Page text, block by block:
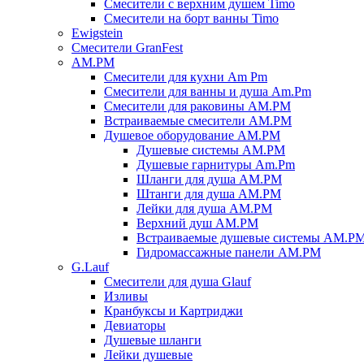
Смесители с верхним душем Timo
Смесители на борт ванны Timo
Ewigstein
Смесители GranFest
AM.PM
Смесители для кухни Am Pm
Смесители для ванны и душа Am.Pm
Смесители для раковины AM.PM
Встраиваемые смесители AM.PM
Душевое оборудование AM.PM
Душевые системы AM.PM
Душевые гарнитуры Am.Pm
Шланги для душа AM.PM
Штанги для душа AM.PM
Лейки для душа AM.PM
Верхний душ AM.PM
Встраиваемые душевые системы
Гидромассажные панели AM.PM
G.Lauf
Смесители для душа Glauf
Изливы
Кранбуксы и Картриджи
Девиаторы
Душевые шланги
Лейки душевые